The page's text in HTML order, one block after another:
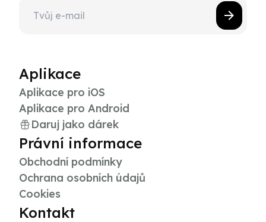
Aplikace
Aplikace pro iOS
Aplikace pro Android
Daruj jako dárek
Právní informace
Obchodní podmínky
Ochrana osobních údajů
Cookies
Kontakt